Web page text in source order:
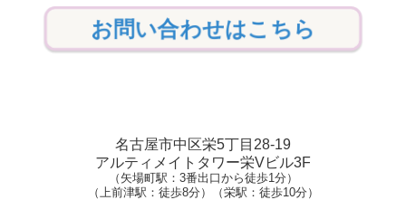
お問い合わせはこちら
名古屋市中区栄5丁目28-19
アルティメイトタワー栄Vビル3F
（矢場町駅：3番出口から徒歩1分）
（上前津駅：徒歩8分）（栄駅：徒歩10分）